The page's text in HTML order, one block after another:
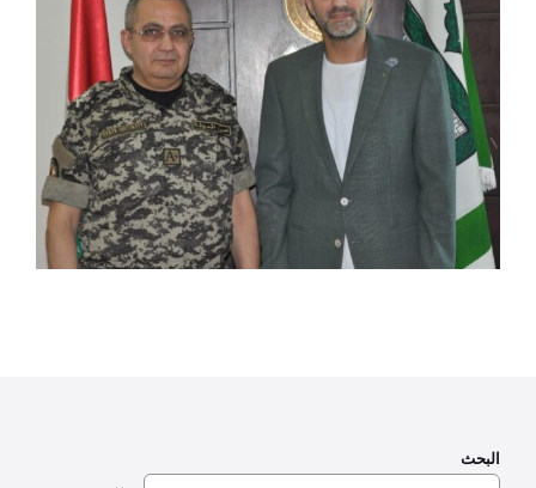
البحث